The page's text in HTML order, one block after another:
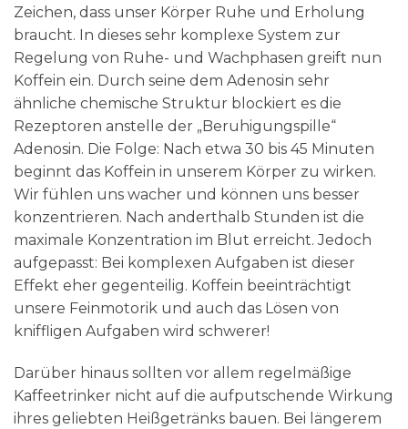
Zeichen, dass unser Körper Ruhe und Erholung
braucht. In dieses sehr komplexe System zur
Regelung von Ruhe- und Wachphasen greift nun
Koffein ein. Durch seine dem Adenosin sehr
ähnliche chemische Struktur blockiert es die
Rezeptoren anstelle der „Beruhigungspille“
Adenosin. Die Folge: Nach etwa 30 bis 45 Minuten
beginnt das Koffein in unserem Körper zu wirken.
Wir fühlen uns wacher und können uns besser
konzentrieren. Nach anderthalb Stunden ist die
maximale Konzentration im Blut erreicht. Jedoch
aufgepasst: Bei komplexen Aufgaben ist dieser
Effekt eher gegenteilig. Koffein beeinträchtigt
unsere Feinmotorik und auch das Lösen von
kniffligen Aufgaben wird schwerer!
Darüber hinaus sollten vor allem regelmäßige
Kaffeetrinker nicht auf die aufputschende Wirkung
ihres geliebten Heißgetränks bauen. Bei längerem